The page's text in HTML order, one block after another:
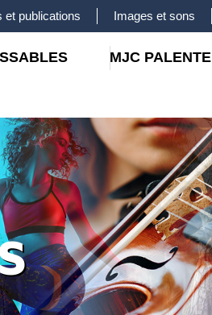
et publications Images et sons
MJC PALENTE